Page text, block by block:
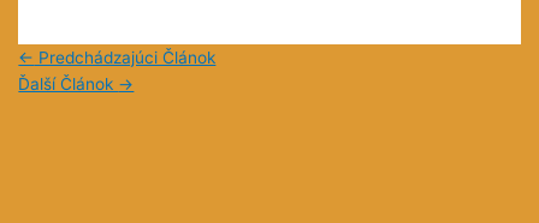
← Predchádzajúci Článok
Ďalší Článok →